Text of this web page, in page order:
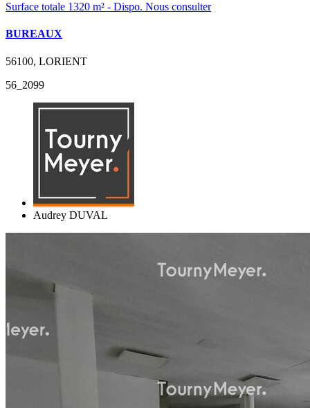
Surface totale 1320 m² - Dispo. Nous consulter
BUREAUX
56100, LORIENT
56_2099
Audrey DUVAL